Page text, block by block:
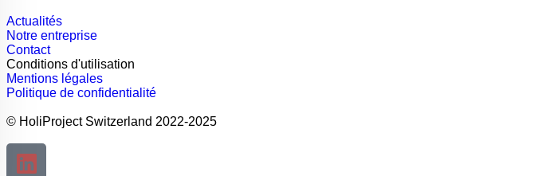
Actualités
Notre entreprise
Contact
Conditions d'utilisation
Mentions légales
Politique de confidentialité
© HoliProject Switzerland 2022-2025